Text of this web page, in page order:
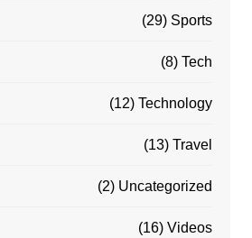
Sports
(29)
Tech
(8)
Technology
(12)
Travel
(13)
Uncategorized
(2)
Videos
(16)